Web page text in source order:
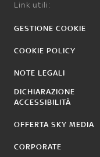
Link utili:
GESTIONE COOKIE
COOKIE POLICY
NOTE LEGALI
DICHIARAZIONE
ACCESSIBILITÀ
OFFERTA SKY MEDIA
CORPORATE